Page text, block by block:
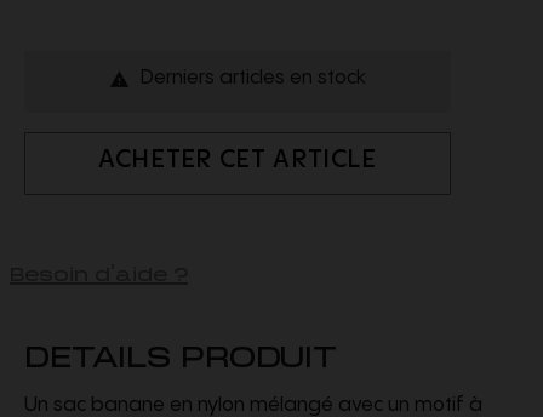
 Derniers articles en stock
ACHETER CET ARTICLE
DETAILS PRODUIT
Un sac banane en nylon mélangé avec un motif à